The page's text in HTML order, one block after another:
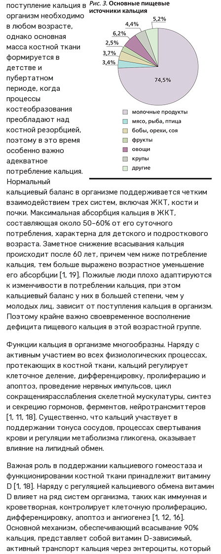
поступление кальция в
организм необходимо
в любом возрасте,
однако основная
масса костной ткани
формируется в
детстве и
пубертатном
периоде, когда
процессы
костеобразования
преобладают над
костной резорбцией,
поэтому в это время
особенно важно
адекватное
потребление кальция.
Нормальный
кальциевый баланс в организме поддерживается четким
взаимодействием трех систем, включая ЖКТ, кости и
почки. Максимальная абсорбция кальция в ЖКТ,
составляющая около 50–60% от его суточного
потребления, характерна для детского и подросткового
возраста. Заметное снижение всасывания кальция
происходит после 60 лет, причем чем ниже потребление
кальция, тем больше выражено возрастное уменьшение
его абсорбции [1, 19]. Пожилые люди плохо адаптируются
к изменчивости в потреблении кальция, при этом
кальциевый баланс у них в большей степени, чем у
молодых лиц, зависит от поступления кальция в организм.
Поэтому крайне важно своевременное восполнение
дефицита пищевого кальция в этой возрастной группе.
Функции кальция в организме многообразны. Наряду с
активным участием во всех физиологических процессах,
протекающих в костной ткани, кальций регулирует
клеточное деление, дифференцировку, пролиферацию и
апоптоз, проведение нервных импульсов, цикл
сокращениярасслабления скелетной мускулатуры, синтез
и секрецию гормонов, ферментов, нейротрансмиттеров
[1, 11, 18]. Существенно, что кальций участвует в
поддержании тонуса сосудов, процессах свертывания
крови и регуляции метаболизма гликогена, оказывает
влияние на липидный обмен.
Важная роль в поддержании кальциевого гомеостаза и
функционировании костной ткани принадлежит витамину
D [1, 18]. Наряду с регуляцией кальциевого обмена витамин
D влияет на ряд систем организма, таких как иммунная и
кроветворная, контролирует клеточную пролиферацию,
дифференцировку, апоптоз и ангиогенез [1, 12, 16].
Основной механизм, обеспечивающий всасывание 90%
кальция, представляет собой витамин D-зависимый,
активный транспорт кальция через энтероциты, который